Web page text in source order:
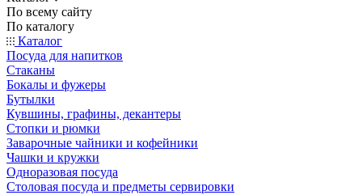
По всему сайту
По каталогу
Каталог
Посуда для напитков
Стаканы
Бокалы и фужеры
Бутылки
Кувшины, графины, декантеры
Стопки и рюмки
Заварочные чайники и кофейники
Чашки и кружки
Одноразовая посуда
Столовая посуда и предметы сервировки